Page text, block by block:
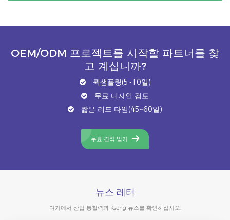
OEM/ODM 프로젝트를 시작할 파트너를 찾
고 계십니까?
퀵샘플링(5~10일)
무료 디자인 검토
짧은 리드 타임(45~60일)
무료 견적 받기
뉴스 레터
여기에서 산업 통찰력과 Kseng 뉴스를 확인하십시오.